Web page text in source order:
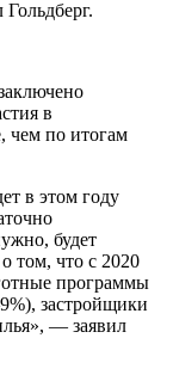
в
чем по итогам
в этом году
будет
том, что с 2020
программы
застройщики
— заявил